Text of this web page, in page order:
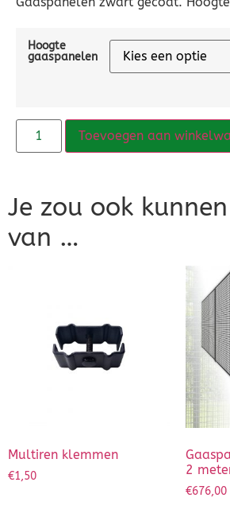
Hoogte
gaaspanelen
Toevoegen aan
Je zou ook
van …
Multiren klemmen
€1,50
2
€676,00